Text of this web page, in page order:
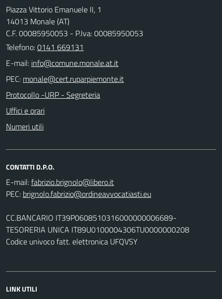
Piazza Vittorio Emanuele II, 1
14013 Monale (AT)
C.F. 00085950053 - P.Iva: 00085950053
Telefono:0141 669131
E-mail:
PEC:
Protocollo -URP - Segreteria
Uffici e orari
Numeri utili
CONTATTI D.P.O.
E-mail:
PEC:
CC.BANCARIO IT39P0608510316000000006689-
TESORERIA UNICA IT89U0100004306TU0000000208
Codice univoco fatt. elettronica UFQVSY
LINK UTILI